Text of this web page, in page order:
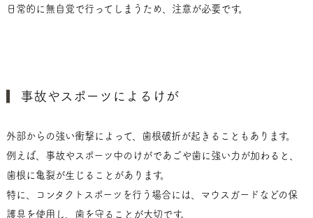
日常的に無自覚で行ってしまうため、注意が必要です。
事故やスポーツによるけが
外部からの強い衝撃によって、歯根破折が起きることもあります。
例えば、事故やスポーツ中のけがであごや歯に強い力が加わると、
歯根に亀裂が生じることがあります。
特に、コンタクトスポーツを行う場合には、マウスガードなどの保
護具を使用し、歯を守ることが大切です。